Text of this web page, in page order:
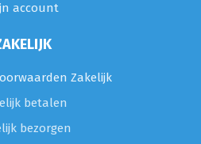
account
Zakelijk
betalen
bezorgen